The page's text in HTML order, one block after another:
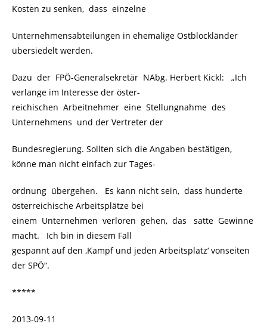
Kosten zu senken, dass einzelne
Unternehmensabteilungen in ehemalige Ostblockländer
übersiedelt werden.
Dazu der FPÖ-Generalsekretär NAbg. Herbert Kickl:
„Ich
verlange im Interesse der öster-
reichischen Arbeitnehmer eine Stellungnahme des
Unternehmens und der Vertreter der
Bundesregierung. Sollten sich die Angaben bestätigen,
könne man nicht einfach zur Tages-
ordnung übergehen. Es kann nicht sein, dass hunderte
österreichische Arbeitsplätze bei
einem Unternehmen verloren gehen, das satte Gewinne
macht. Ich bin in diesem Fall
gespannt auf den ‚Kampf und jeden Arbeitsplatz‘ vonseiten
der SPÖ“.
*****
2013-09-11